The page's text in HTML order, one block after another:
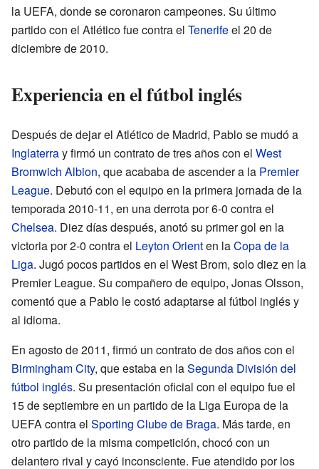
la UEFA, donde se coronaron campeones. Su último
partido con el Atlético fue contra el Tenerifeel 20 de
diciembre de 2010.
Experiencia en el fútbol inglés
Después de dejar el Atlético de Madrid, Pablo se mudó a
Inglaterray firmó un contrato de tres años con el West
Bromwich Albion, que acababa de ascender a la Premier
League. Debutó con el equipo en la primera jornada de la
temporada 2010-11, en una derrota por 6-0 contra el
Chelsea. Diez días después, anotó su primer gol en la
victoria por 2-0 contra el Leyton Orienten laCopa de la
Liga. Jugó pocos partidos en el West Brom, solo diez en la
Premier League. Su compañero de equipo, Jonas Olsson,
comentó que a Pablo le costó adaptarse al fútbol inglés y
al idioma.
En agosto de 2011, firmó un contrato de dos años con el
Birmingham City, que estaba en laSegunda División del
fútbol inglés. Su presentación oficial con el equipo fue el
15 de septiembre en un partido de la Liga Europa de la
UEFA contra el Sporting Clube de Braga. Más tarde, en
otro partido de la misma competición, chocó con un
delantero rival y cayó inconsciente. Fue atendido por los